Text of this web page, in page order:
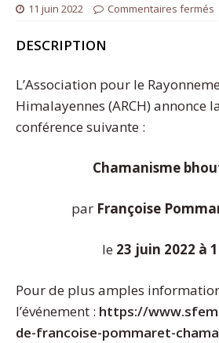
11 juin 2022 Commentaires fermés
DESCRIPTION
L’Association pour le
Himalayennes (ARCH) annonce
conférence suivante :
Chamanisme
par Françoise
le 23 juin 2022 à
Pour de plus amples
l’événement : https://
de-francoise-pommaret-